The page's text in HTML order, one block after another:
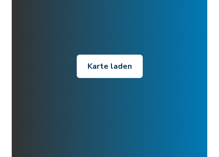
Karte laden